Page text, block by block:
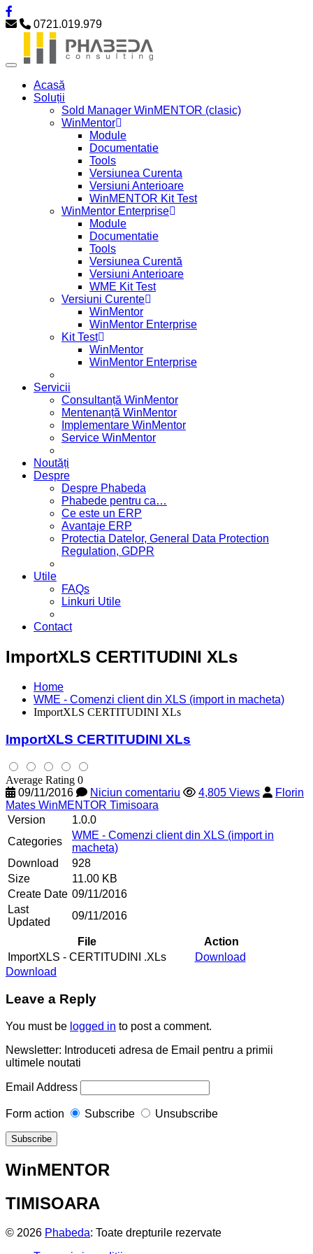
0721.019.979
Acasă
Soluții
Sold Manager WinMENTOR (clasic)
WinMentor
Module
Documentatie
Tools
Versiunea Curenta
Versiuni Anterioare
WinMENTOR Kit Test
WinMentor Enterprise
Module
Documentatie
Tools
Versiunea Curentă
Versiuni Anterioare
WME Kit Test
Versiuni Curente
WinMentor
WinMentor Enterprise
Kit Test
WinMentor
WinMentor Enterprise
Servicii
Consultanță WinMentor
Mentenanță WinMentor
Implementare WinMentor
Service WinMentor
Noutăți
Despre
Despre Phabeda
Phabede pentru ca…
Ce este un ERP
Avantaje ERP
Protectia Datelor, General Data Protection
Regulation, GDPR
Utile
FAQs
Linkuri Utile
Contact
ImportXLS CERTITUDINI XLs
Home
WME - Comenzi client din XLS (import in macheta)
ImportXLS CERTITUDINI XLs
ImportXLS CERTITUDINI XLs
Average Rating 0
09/11/2016
Niciun comentariu 4,805 Views
Florin
Mates WinMENTOR Timisoara
Version
1.0.0
Categories
WME - Comenzi client din XLS (import in
macheta)
Download
928
Size
11.00 KB
Create Date 09/11/2016
Last
Updated
09/11/2016
File
Action
ImportXLS - CERTITUDINI .XLs
Download
Download
Leave a Reply
You must be logged in to post a comment.
Newsletter: Introduceti adresa de Email pentru a primii
ultimele noutati
Email Address
Form action Subscribe Unsubscribe
WinMENTOR
TIMISOARA
© 2026 Phabeda: Toate drepturile rezervate